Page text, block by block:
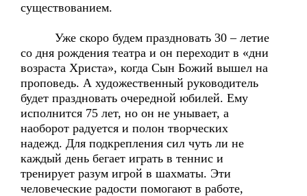
существованием.
Уже скоро будем праздновать 30 – летие
со дня рождения театра и он переходит в «дни
возраста Христа», когда Сын Божий вышел на
проповедь. А художественный руководитель
будет праздновать очередной юбилей. Ему
исполнится 75 лет, но он не унывает, а
наоборот радуется и полон творческих
надежд. Для подкрепления сил чуть ли не
каждый день бегает играть в теннис и
тренирует разум игрой в шахматы. Эти
человеческие радости помогают в работе,